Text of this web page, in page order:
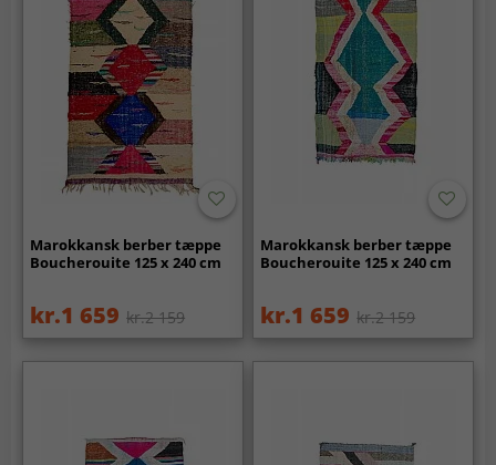
Marokkansk berber tæppe
Boucherouite 125 x 240 cm
kr.1 659 kr.2 159
Marokkansk berber tæppe
Boucherouite 125 x 240 cm
kr.1 659 kr.2 159